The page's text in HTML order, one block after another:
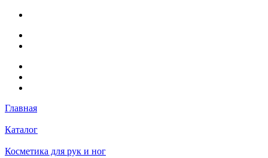
Главная
Каталог
Косметика для рук и ног